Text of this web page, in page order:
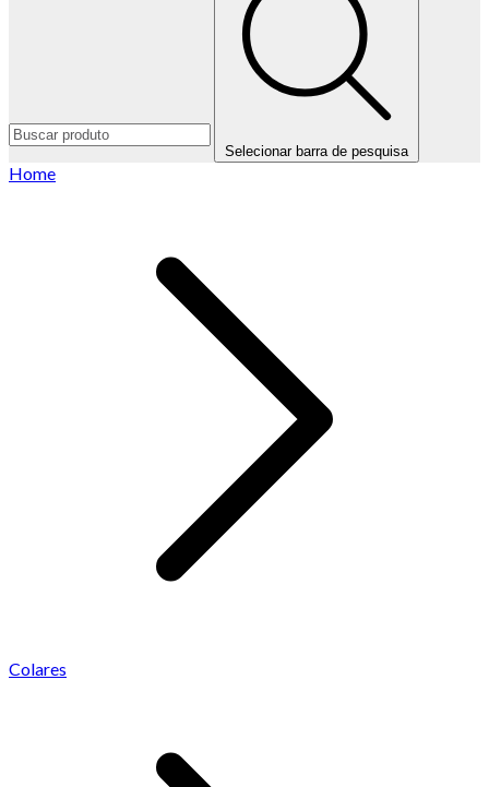
Selecionar barra de pesquisa
Home
Colares